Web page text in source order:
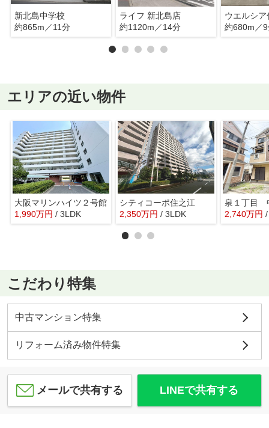
新北島中学校
約865m／11分
ライフ 新北島店
約1120m／14分
約680m／
エリアの近い物件
大阪マリンハイツ２号館
1,990万円 / 3LDK
シティコーポ住之江
2,350万円 / 3LDK
泉１丁目
2,740万円
こだわり特集
中古マンション特集
リフォーム済み物件特集
メールで共有する LINEで共有する